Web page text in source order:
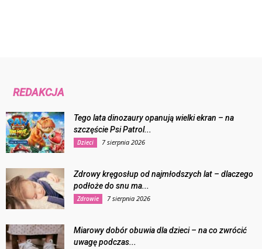
REDAKCJA
Tego lata dinozaury opanują wielki ekran – na
szczęście Psi Patrol...
Dzieci 7 sierpnia 2026
Zdrowy kręgosłup od najmłodszych lat – dlaczego
podłoże do snu ma...
Zdrowie 7 sierpnia 2026
Miarowy dobór obuwia dla dzieci – na co zwrócić
uwagę podczas...